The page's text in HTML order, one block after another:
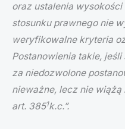
oraz ustalenia
stosunku prawnego nie
weryfikowalne kryteria
Postanowienia takie,
za niedozwolone
nieważne, lecz nie
art. 3851k.c.”.